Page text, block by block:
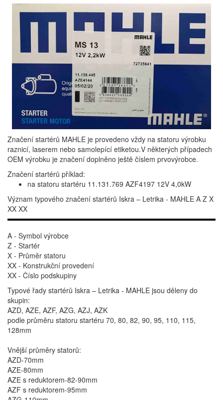
Značení startérů MAHLE je provedeno vždy na statoru výrobku
raznicí, laserem nebo samolepící etiketou.V některých případech
OEM výrobku je značení doplněno ještě číslem prvovýrobce.
Značení startérů příklad:
na statoru startéru 11.131.769 AZF4197 12V 4,0kW
Význam typového značení startérů Iskra – Letrika - MAHLE A Z X
XX XX
A - Symbol výrobce
Z - Startér
X - Průměr statoru
XX - Konstrukční provedení
XX - Číslo podskupiny
Typové řady startérů Iskra – Letrika - MAHLE jsou děleny do
skupin:
AZD, AZE, AZF, AZG, AZJ, AZK
podle průměru statoru startéru 70, 80, 82, 90, 95, 110, 115,
128mm
Vnější průměry statorů:
AZD-70mm
AZE-80mm
AZE s reduktorem-82-90mm
AZF s reduktorem-95mm